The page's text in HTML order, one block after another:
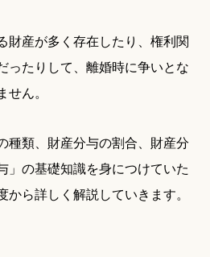
財産が多く存在したり、権利関
ったりして、離婚時に争いとな
ん。
種類、財産分与の割合、財産分
」の基礎知識を身につけていた
ら詳しく解説していきます。